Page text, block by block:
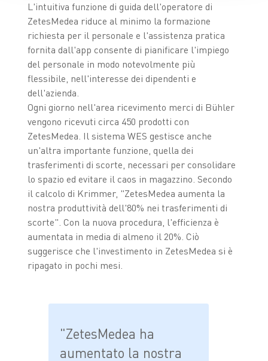
L'intuitiva funzione di guida dell'operatore di
ZetesMedea riduce al minimo la formazione
richiesta per il personale e l'assistenza pratica
fornita dall'app consente di pianificare l'impiego
del personale in modo notevolmente più
flessibile, nell'interesse dei dipendenti e
dell'azienda.
Ogni giorno nell'area ricevimento merci di Bühler
vengono ricevuti circa 450 prodotti con
ZetesMedea. Il sistema WES gestisce anche
un'altra importante funzione, quella dei
trasferimenti di scorte, necessari per consolidare
lo spazio ed evitare il caos in magazzino. Secondo
il calcolo di Krimmer, "ZetesMedea aumenta la
nostra produttività dell'80% nei trasferimenti di
scorte". Con la nuova procedura, l'efficienza è
aumentata in media di almeno il 20%. Ciò
suggerisce che l'investimento in ZetesMedea si è
ripagato in pochi mesi.
"ZetesMedea ha
aumentato la nostra